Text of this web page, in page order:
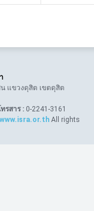
แขวงดุสิต เขตดุสิต
ทรสาร : 0-2241-3161
All rights